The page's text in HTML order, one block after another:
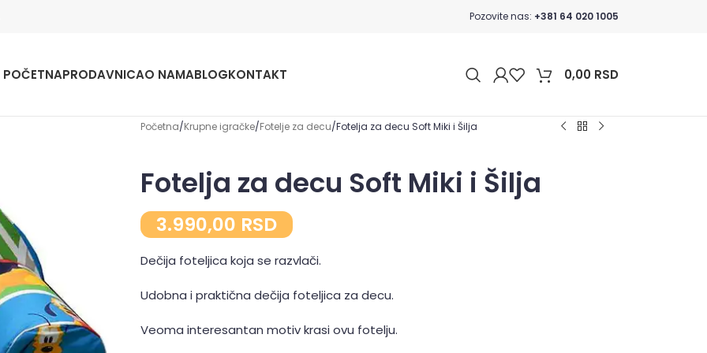
Pozovite nas: +381 64 020 1005
POČETNAPRODAVNICAO NAMABLOGKONTAKT 0,00 RSD
Početna Krupne igračke Fotelje za decu Fotelja za decu Soft Miki i Šilja
Fotelja za decu Soft Miki i Šilja
3.990,00 RSD
Dečija foteljica koja se razvlači.
Udobna i praktična dečija foteljica za decu.
Veoma interesantan motiv krasi ovu fotelju.